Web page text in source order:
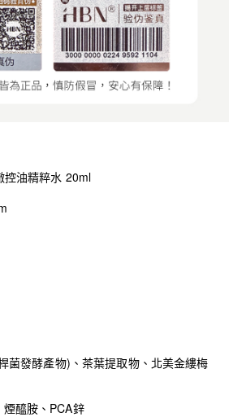
控油精粹水 20ml
菌發酵產物)、茶葉提取物、北美金縷梅
醯胺、PCA鋅